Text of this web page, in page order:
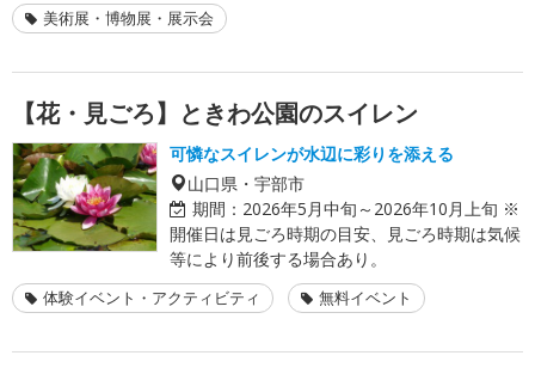
美術展・博物展・展示会
【花・見ごろ】ときわ公園のスイレン
可憐なスイレンが水辺に彩りを添える
山口県・宇部市
期間： 2026年5月中旬～2026年10月上旬 ※
開催日は見ごろ時期の目安、見ごろ時期は気候
等により前後する場合あり。
体験イベント・アクティビティ 無料イベント